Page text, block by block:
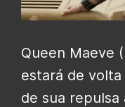
Queen Maeve
estará de
de sua repulsa